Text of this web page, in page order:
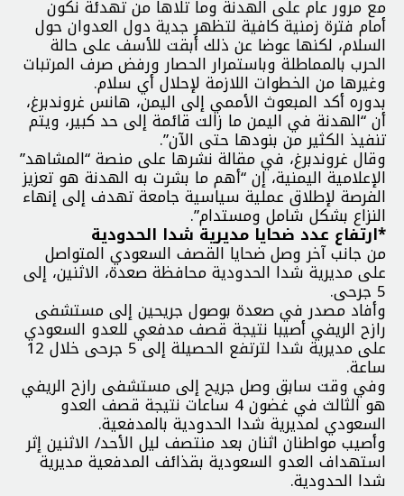
مع مرور عام على الهدنة وما تلاها من تهدئة نكون
أمام فترة زمنية كافية لتظهر جدية دول العدوان حول
السلام، لكنها عوضا عن ذلك أبقت للأسف على حالة
الحرب بالمماطلة وباستمرار الحصار ورفض صرف المرتبات
وغيرها من الخطوات اللازمة لإحلال أي سلام.
بدوره أكد المبعوث الأممي إلى اليمن، هانس غروندبرغ،
أن “الهدنة في اليمن ما زالت قائمة إلى حد كبير، ويتم
تنفيذ الكثير من بنودها حتى الآن”.
وقال غروندبرغ، في مقالة نشرها على منصة “المشاهد”
الإعلامية اليمنية، إن “أهم ما بشرت به الهدنة هو تعزيز
الفرصة لإطلاق عملية سياسية جامعة تهدف إلى إنهاء
النزاع بشكل شامل ومستدام”.
*ارتفاع عدد ضحايا مديرية شدا الحدودية
من جانب آخر وصل ضحايا القصف السعودي المتواصل
على مديرية شدا الحدودية محافظة صعدة، الاثنين، إلى
5 جرحى.
وأفاد مصدر في صعدة بوصول جريحين إلى مستشفى
رازح الريفي أصيبا نتيجة قصف مدفعي للعدو السعودي
على مديرية شدا لترتفع الحصيلة إلى 5 جرحى خلال 12
ساعة.
وفي وقت سابق وصل جريح إلى مستشفى رازح الريفي
هو الثالث في غضون 4 ساعات نتيجة قصف العدو
السعودي لمديرية شدا الحدودية بالمدفعية.
وأصيب مواطنان اثنان بعد منتصف ليل الأحد/ الاثنين إثر
استهداف العدو السعودية بقذائف المدفعية مديرية
شدا الحدودية.